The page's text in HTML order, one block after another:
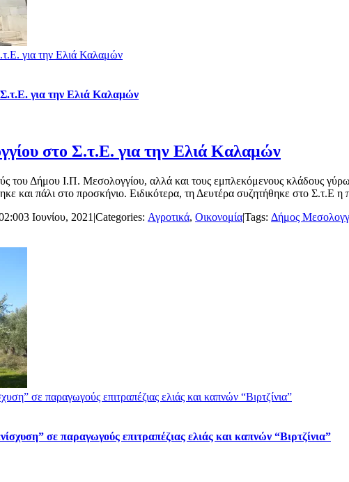
για την Ελιά Καλαμών
για την Ελιά Καλαμών
στο Σ.τ.Ε. για την Ελιά Καλαμών
του Δήμου Ι.Π. Μεσολογγίου, αλλά και τους εμπλεκόμενους κλάδους
και πάλι στο προσκήνιο. Ειδικότερα, τη Δευτέρα συζητήθηκε στο Σ.τ.Ε
3 Ιουνίου, 2021 |Categories: Αγροτικά, Οικονομία|Tags: Δήμος
σε παραγωγούς επιτραπέζιας ελιάς και καπνών “Βιρτζίνια”
σε παραγωγούς επιτραπέζιας ελιάς και καπνών “Βιρτζίνια”